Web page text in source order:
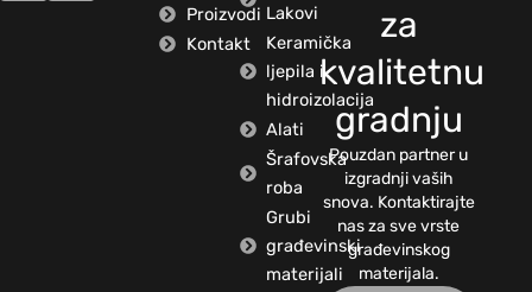
Proizvodi
Kontakt
Lakovi
Keramička
ljepila i
hidroizolacija
Alati
Šrafovska
roba
Grubi
građevinski
materijali
za
kvalitetnu
gradnju
Pouzdan partner u
izgradnji vaših
snova. Kontaktirajte
nas za sve vrste
građevinskog
materijala.